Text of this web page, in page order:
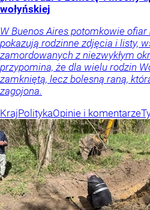
wołyńskiej
W Buenos Aires potomkowie
pokazują rodzinne zdjęcia i listy,
zamordowanych z niezwykłym
przypomina, że dla wielu rodzin
zamkniętą, lecz bolesną raną,
zagojona.
KrajPolitykaOpinie i komentarze